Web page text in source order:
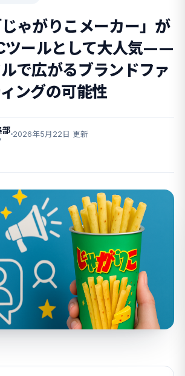
ゃがりこメーカー」が
ツールとして大人気——
で広がるブランドファ
ングの可能性
2026年5月22日 更新